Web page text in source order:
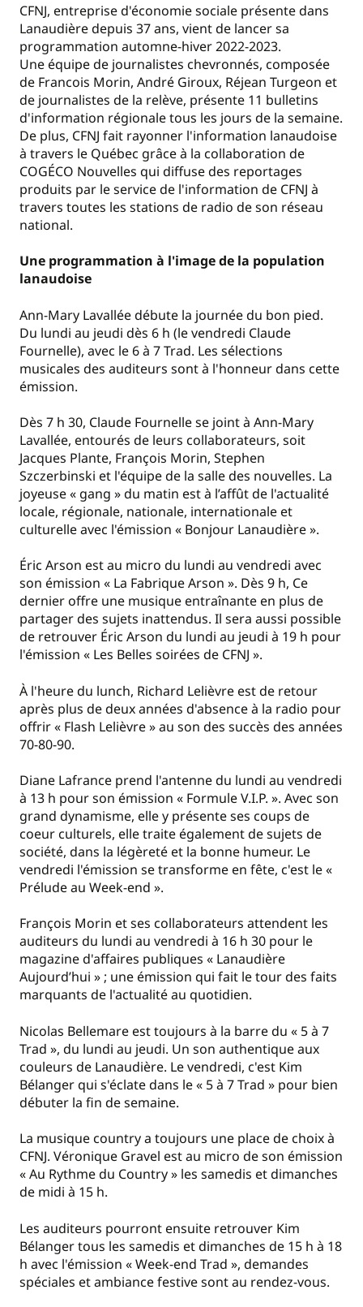
CFNJ, entreprise d'économie sociale présente dans
Lanaudière depuis 37 ans, vient de lancer sa
programmation automne-hiver 2022-2023.
Une équipe de journalistes chevronnés, composée
de Francois Morin, André Giroux, Réjean Turgeon et
de journalistes de la relève, présente 11 bulletins
d'information régionale tous les jours de la semaine.
De plus, CFNJ fait rayonner l'information lanaudoise
à travers le Québec grâce à la collaboration de
COGÉCO Nouvelles qui diffuse des reportages
produits par le service de l'information de CFNJ à
travers toutes les stations de radio de son réseau
national.
Une programmation à l'image de la population
lanaudoise
Ann-Mary Lavallée débute la journée du bon pied.
Du lundi au jeudi dès 6 h (le vendredi Claude
Fournelle), avec le 6 à 7 Trad. Les sélections
musicales des auditeurs sont à l'honneur dans cette
émission.
Dès 7 h 30, Claude Fournelle se joint à Ann-Mary
Lavallée, entourés de leurs collaborateurs, soit
Jacques Plante, François Morin, Stephen
Szczerbinski et l'équipe de la salle des nouvelles. La
joyeuse « gang » du matin est à l’affût de l'actualité
locale, régionale, nationale, internationale et
culturelle avec l'émission « Bonjour Lanaudière ».
Éric Arson est au micro du lundi au vendredi avec
son émission « La Fabrique Arson ». Dès 9 h, Ce
dernier offre une musique entraînante en plus de
partager des sujets inattendus. Il sera aussi possible
de retrouver Éric Arson du lundi au jeudi à 19 h pour
l'émission « Les Belles soirées de CFNJ ».
À l'heure du lunch, Richard Lelièvre est de retour
après plus de deux années d'absence à la radio pour
offrir « Flash Lelièvre » au son des succès des années
70-80-90.
Diane Lafrance prend l'antenne du lundi au vendredi
à 13 h pour son émission « Formule V.I.P. ». Avec son
grand dynamisme, elle y présente ses coups de
coeur culturels, elle traite également de sujets de
société, dans la légèreté et la bonne humeur. Le
vendredi l'émission se transforme en fête, c'est le «
Prélude au Week-end ».
François Morin et ses collaborateurs attendent les
auditeurs du lundi au vendredi à 16 h 30 pour le
magazine d'affaires publiques « Lanaudière
Aujourd’hui » ; une émission qui fait le tour des faits
marquants de l'actualité au quotidien.
Nicolas Bellemare est toujours à la barre du « 5 à 7
Trad », du lundi au jeudi. Un son authentique aux
couleurs de Lanaudière. Le vendredi, c'est Kim
Bélanger qui s'éclate dans le « 5 à 7 Trad » pour bien
débuter la fin de semaine.
La musique country a toujours une place de choix à
CFNJ. Véronique Gravel est au micro de son émission
« Au Rythme du Country » les samedis et dimanches
de midi à 15 h.
Les auditeurs pourront ensuite retrouver Kim
Bélanger tous les samedis et dimanches de 15 h à 18
h avec l'émission « Week-end Trad », demandes
spéciales et ambiance festive sont au rendez-vous.